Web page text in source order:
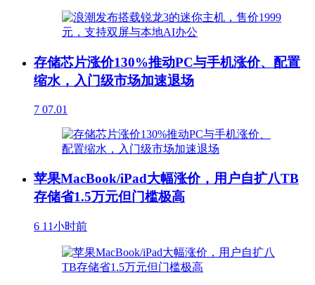
存储芯片涨价130%推动PC与手机涨价、配置
缩水，入门级市场加速退场
7 07.01
苹果MacBook/iPad大幅涨价，用户自扩八TB
存储省1.5万元但门槛极高
6 11小时前